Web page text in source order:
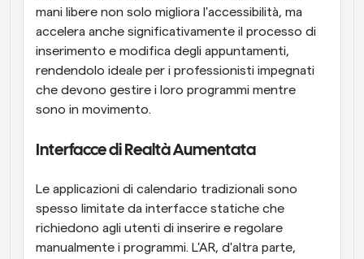
mani libere non solo migliora l'accessibilità, ma
accelera anche significativamente il processo di
inserimento e modifica degli appuntamenti,
rendendolo ideale per i professionisti impegnati
che devono gestire i loro programmi mentre
sono in movimento.
Interfacce di Realtà Aumentata
Le applicazioni di calendario tradizionali sono
spesso limitate da interfacce statiche che
richiedono agli utenti di inserire e regolare
manualmente i programmi. L'AR, d'altra parte,